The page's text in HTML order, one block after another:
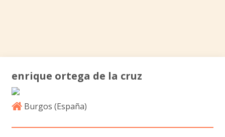
enrique ortega de la cruz
Burgos (España)